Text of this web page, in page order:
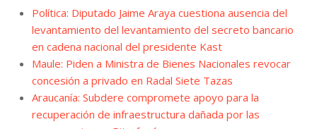
Política: Diputado Jaime Araya cuestiona ausencia del
levantamiento del levantamiento del secreto bancario
en cadena nacional del presidente Kast
Maule: Piden a Ministra de Bienes Nacionales revocar
concesión a privado en Radal Siete Tazas
Araucanía: Subdere compromete apoyo para la
recuperación de infraestructura dañada por las